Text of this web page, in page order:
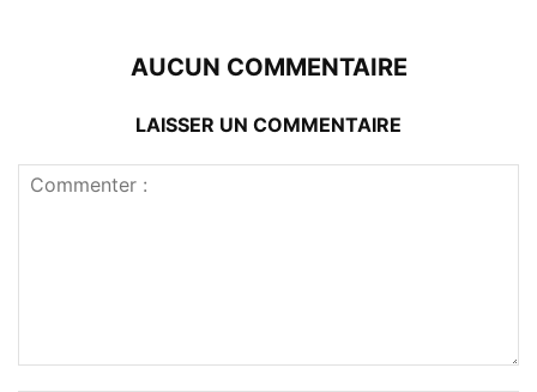
AUCUN COMMENTAIRE
LAISSER UN COMMENTAIRE